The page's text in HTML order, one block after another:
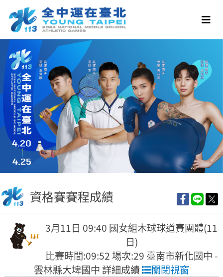
資格賽賽程成績
3月11日 09:40 國女組木球球道賽團體(11
日)
比賽時間:09:52 場次:29 臺南市新化國中 -
雲林縣大埤國中 詳細成績
關閉視窗